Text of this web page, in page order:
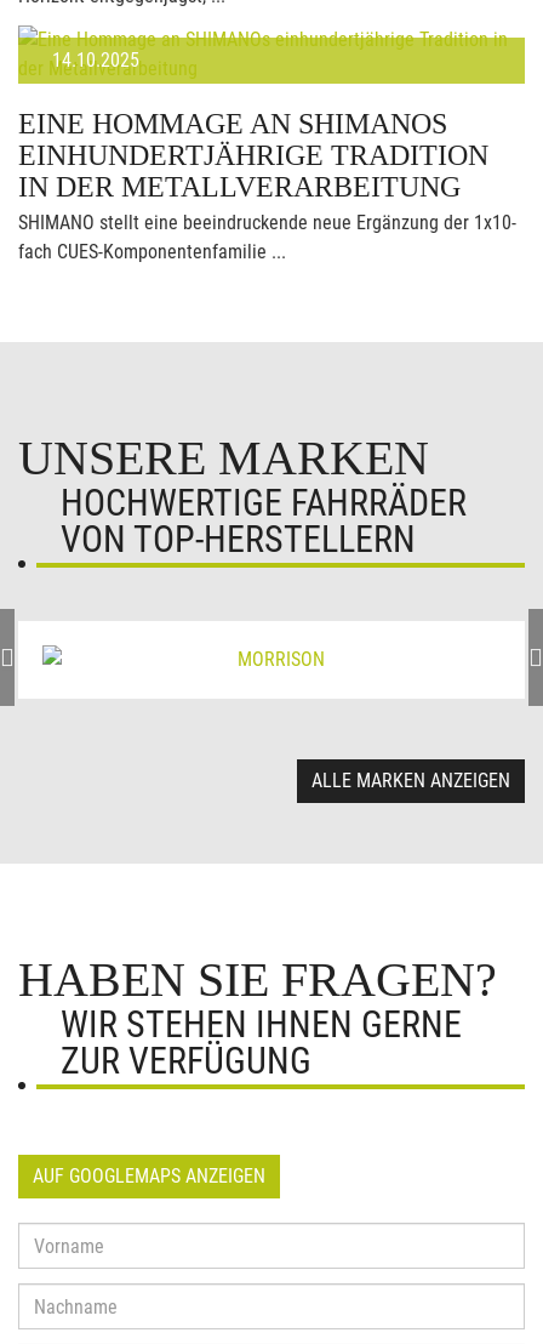
14.10.2025
EINE HOMMAGE AN SHIMANOS
EINHUNDERTJÄHRIGE TRADITION
IN DER METALLVERARBEITUNG
SHIMANO stellt eine beeindruckende neue Ergänzung der 1x10-
fach CUES-Komponentenfamilie ...
UNSERE MARKEN
HOCHWERTIGE FAHRRÄDER
VON TOP-HERSTELLERN
ALLE MARKEN ANZEIGEN
HABEN SIE FRAGEN?
WIR STEHEN IHNEN GERNE
ZUR VERFÜGUNG
AUF GOOGLEMAPS ANZEIGEN